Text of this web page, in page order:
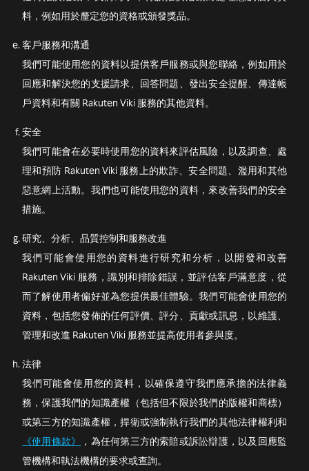
料，例如用於釐定您的資格或頒發獎品。
客戶服務和溝通
我們可能使用您的資料以提供客戶服務或與您聯絡，例如用於
回應和解決您的支援請求、回答問題、發出安全提醒、傳達帳
戶資料和有關 Rakuten Viki 服務的其他資料。
安全
我們可能會在必要時使用您的資料來評估風險，以及調查、處
理和預防 Rakuten Viki 服務上的欺詐、安全問題、濫用和其他
惡意網上活動。我們也可能使用您的資料，來改善我們的安全
措施。
研究、分析、品質控制和服務改進
我們可能會使用您的資料進行研究和分析，以開發和改善
Rakuten Viki 服務，識別和排除錯誤，並評估客戶滿意度，從
而了解使用者偏好並為您提供最佳體驗。我們可能會使用您的
資料，包括您發佈的任何評價、評分、貢獻或訊息，以維護、
管理和改進 Rakuten Viki 服務並提高使用者參與度。
法律
我們可能會使用您的資料，以確保遵守我們應承擔的法律義
務，保護我們的知識產權（包括但不限於我們的版權和商標）
或第三方的知識產權，捍衛或強制執行我們的其他法律權利和
《使用條款》
，為任何第三方的索賠或訴訟辯護，以及回應監
管機構和執法機構的要求或查詢。